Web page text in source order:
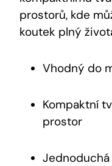
prostorů, kde
koutek plný
Vhodný do
Kompaktní
prostor